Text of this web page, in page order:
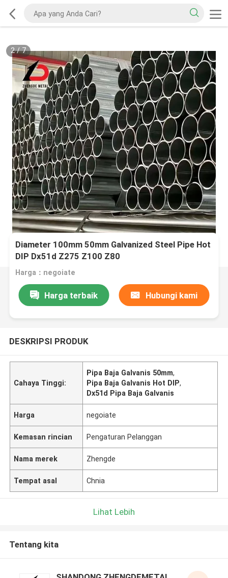
2/7
Diameter 100mm 50mm Galvanized Steel Pipe Hot
DIP Dx51d Z275 Z100 Z80
Harga：negoiate
Harga terbaik Hubungi kami
DESKRIPSI PRODUK
Cahaya Tinggi:
Pipa Baja Galvanis 50mm,
Pipa Baja Galvanis Hot DIP,
Dx51d Pipa Baja Galvanis
Harga negoiate
Kemasan rincian Pengaturan Pelanggan
Nama merek Zhengde
Tempat asal Chnia
Lihat Lebih
Tentang kita